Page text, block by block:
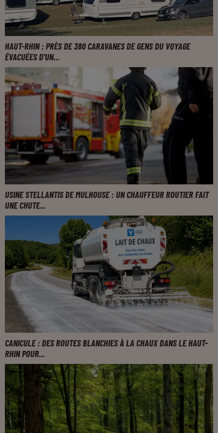
HAUT-RHIN : PRÈS DE 380 CARAVANES DE GENS DU VOYAGE
ÉVACUÉES D'UN...
USINE STELLANTIS DE MULHOUSE : UN CHAUFFEUR ROUTIER FAIT
UNE CHUTE...
CANICULE : DES ROUTES BLANCHIES À LA CHAUX DANS LE HAUT-
RHIN POUR...